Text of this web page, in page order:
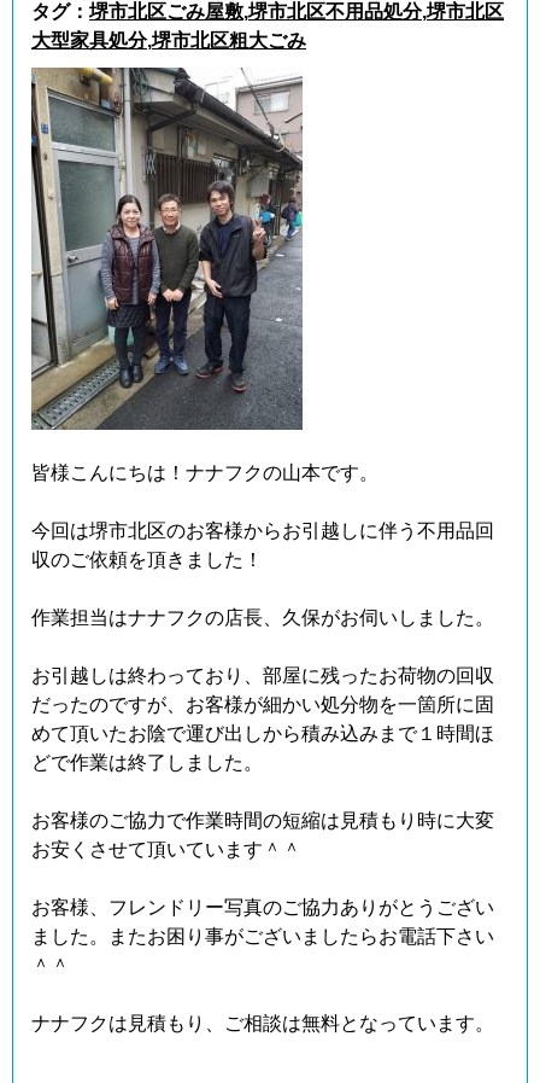
タグ： 堺市北区ごみ屋敷,堺市北区不用品処分,堺市北区
大型家具処分,堺市北区粗大ごみ
皆様こんにちは！ナナフクの山本です。
今回は堺市北区のお客様からお引越しに伴う不用品回
収のご依頼を頂きました！
作業担当はナナフクの店長、久保がお伺いしました。
お引越しは終わっており、部屋に残ったお荷物の回収
だったのですが、お客様が細かい処分物を一箇所に固
めて頂いたお陰で運び出しから積み込みまで１時間ほ
どで作業は終了しました。
お客様のご協力で作業時間の短縮は見積もり時に大変
お安くさせて頂いています＾＾
お客様、フレンドリー写真のご協力ありがとうござい
ました。またお困り事がございましたらお電話下さい
＾＾
ナナフクは見積もり、ご相談は無料となっています。